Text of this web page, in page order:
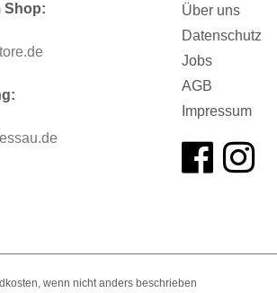
Shop:
Über uns
Datenschutz
Jobs
AGB
Impressum
wenn nicht anders beschrieben